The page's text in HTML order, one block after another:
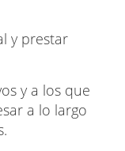
y prestar
y a los que
a lo largo